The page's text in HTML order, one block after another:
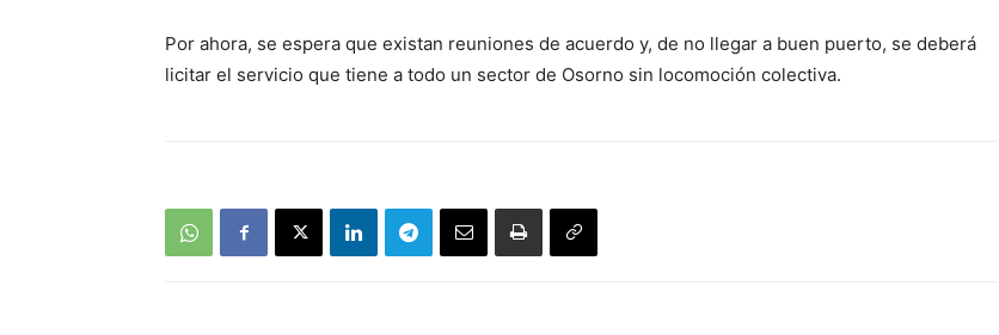
para
Por ahora, se espera que existan reuniones de acuerdo y, de no llegar a buen puerto, se deberá
licitar el servicio que tiene a todo un sector de Osorno sin locomoción colectiva.